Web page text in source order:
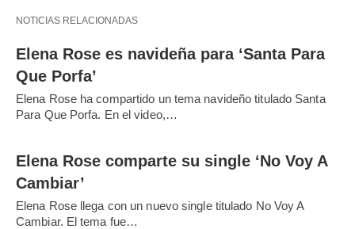
NOTICIAS RELACIONADAS
Elena Rose es navideña para ‘Santa Para
Que Porfa’
Elena Rose ha compartido un tema navideño titulado Santa
Para Que Porfa. En el video,…
Elena Rose comparte su single ‘No Voy A
Cambiar’
Elena Rose llega con un nuevo single titulado No Voy A
Cambiar. El tema fue…